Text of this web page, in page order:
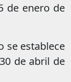
de enero de
se establece
de abril de